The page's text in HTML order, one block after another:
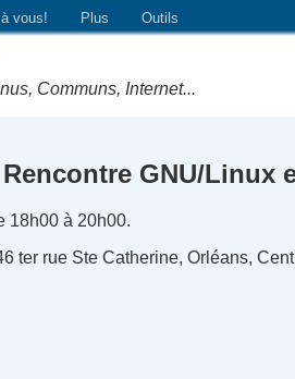
à vous! Plus Outils
Communs, Internet...
Rencontre GNU/Linux
18h00 à 20h00.
ter rue Ste Catherine, Orléans,